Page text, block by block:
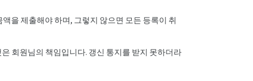
을 제출해야 하며, 그렇지 않으면 모든 등록이 취
회원님의 책임입니다. 갱신 통지를 받지 못하더라